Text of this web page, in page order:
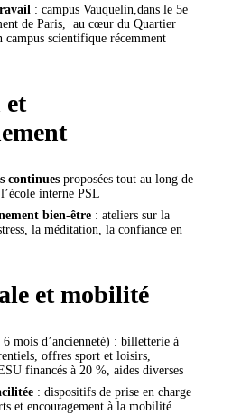
: campus Vauquelin,dans le 5e
de Paris, au cœur du Quartier
campus scientifique récemment
et
continues proposées tout au long de
interne PSL
bien-être : ateliers sur la
la méditation, la confiance en
et mobilité
6 mois d’ancienneté) : billetterie à
offres sport et loisirs,
financés à 20 %, aides diverses
: dispositifs de prise en charge
et encouragement à la mobilité